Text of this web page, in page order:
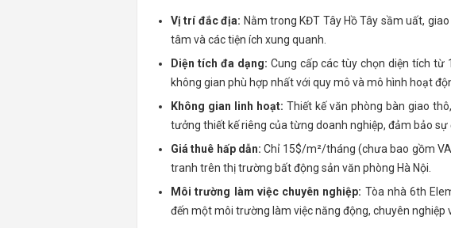
Vị trí đắc địa: Nằm trong KĐT Tây Hồ Tây sầm uất,
tâm và các tiện ích xung quanh.
Diện tích đa dạng: Cung cấp các tùy chọn diện tích từ
không gian phù hợp nhất với quy mô và mô hình hoạt
Không gian linh hoạt: Thiết kế văn phòng bàn giao
tưởng thiết kế riêng của từng doanh nghiệp, đảm bảo sự
Giá thuê hấp dẫn: Chỉ 15$/m²/tháng (chưa bao gồm
tranh trên thị trường bất động sản văn phòng Hà Nội.
Môi trường làm việc chuyên nghiệp: Tòa nhà 6th
đến một môi trường làm việc năng động, chuyên nghiệp